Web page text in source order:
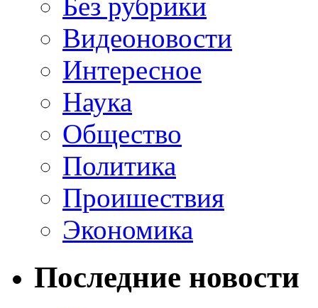
Видеоновости
Интересное
Наука
Общество
Политика
Проишествия
Экономика
Последние новости